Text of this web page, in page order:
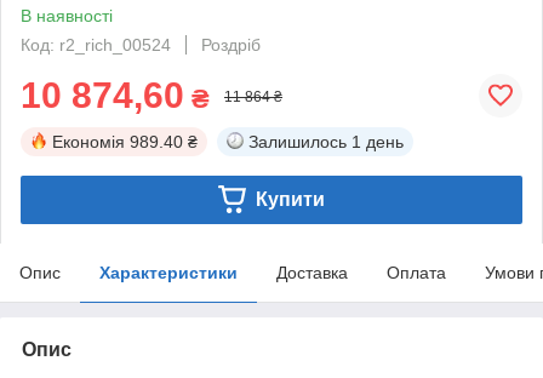
В наявності
Код: r2_rich_00524
Роздріб
10 874,60 ₴ 11 864 ₴
Економія 989.40 ₴ Залишилось 1 день
Купити
Опис Характеристики Доставка Оплата Умови
Опис